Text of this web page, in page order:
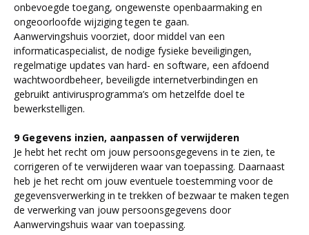
onbevoegde toegang, ongewenste openbaarmaking en
ongeoorloofde wijziging tegen te gaan.
Aanwervingshuis voorziet, door middel van een
informaticaspecialist, de nodige fysieke beveiligingen,
regelmatige updates van hard- en software, een afdoend
wachtwoordbeheer, beveiligde internetverbindingen en
gebruikt antivirusprogramma’s om hetzelfde doel te
bewerkstelligen.
9 Gegevens inzien, aanpassen of verwijderen
Je hebt het recht om jouw persoonsgegevens in te zien, te
corrigeren of te verwijderen waar van toepassing. Daarnaast
heb je het recht om jouw eventuele toestemming voor de
gegevensverwerking in te trekken of bezwaar te maken tegen
de verwerking van jouw persoonsgegevens door
Aanwervingshuis waar van toepassing.